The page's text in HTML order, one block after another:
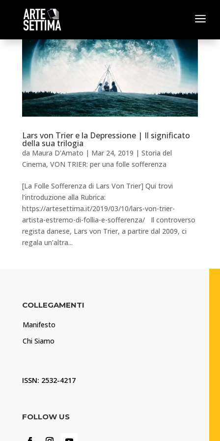
a
Lars von Trier e la Depressione | Il significato
della sua trilogia
da Maura D'Amato | Mar 24, 2019 | Storia del
Cinema, VON TRIER: per una folle sofferenza
[La Folle Sofferenza di Lars Von Trier] Qui trovi
l’introduzione alla Rubrica:
https://artesettima.it/2019/03/10/lars-von-trier-
artista-estremo-di-follia-e-sofferenza/ Il controverso
regista danese, Lars von Trier, a partire dal 2009, ci
regala un’altra...
COLLEGAMENTI
Manifesto
Chi Siamo
ISSN: 2532-4217
FOLLOW US